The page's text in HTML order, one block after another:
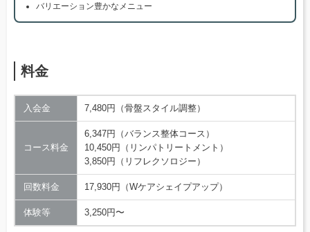
バリエーション豊かなメニュー
料金
入会金 7,480円（骨盤スタイル調整）
コース料金
6,347円（バランス整体コース）
10,450円（リンパトリートメント）
3,850円（リフレクソロジー）
回数料金 17,930円（Wケアシェイプアップ）
体験等 3,250円〜